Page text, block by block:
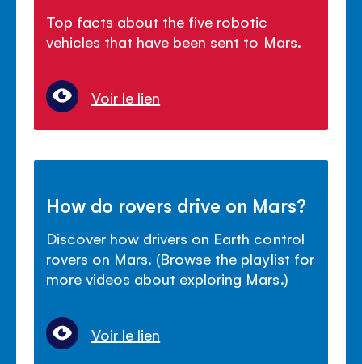
Top facts about the five robotic
vehicles that have been sent to Mars.
Voir le lien
How do rovers drive on Mars?
Discover how drivers on Earth control
rovers on Mars. (Browse the playlist for
more videos about exploring Mars.)
Voir le lien